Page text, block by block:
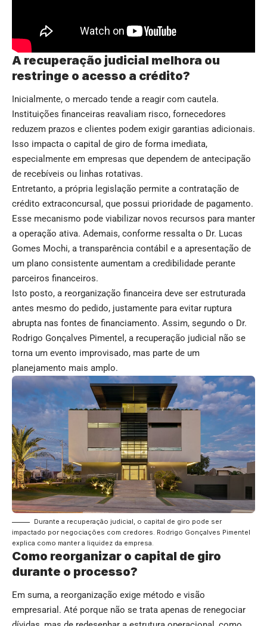
A recuperação judicial melhora ou
restringe o acesso a crédito?
Inicialmente, o mercado tende a reagir com cautela.
Instituições financeiras reavaliam risco, fornecedores
reduzem prazos e clientes podem exigir garantias adicionais.
Isso impacta o capital de giro de forma imediata,
especialmente em empresas que dependem de antecipação
de recebíveis ou linhas rotativas.
Entretanto, a própria legislação permite a contratação de
crédito extraconcursal, que possui prioridade de pagamento.
Esse mecanismo pode viabilizar novos recursos para manter
a operação ativa. Ademais, conforme ressalta o Dr. Lucas
Gomes Mochi, a transparência contábil e a apresentação de
um plano consistente aumentam a credibilidade perante
parceiros financeiros.
Isto posto, a reorganização financeira deve ser estruturada
antes mesmo do pedido, justamente para evitar ruptura
abrupta nas fontes de financiamento. Assim, segundo o Dr.
Rodrigo Gonçalves Pimentel, a recuperação judicial não se
torna um evento improvisado, mas parte de um
planejamento mais amplo.
Durante a recuperação judicial, o capital de giro pode ser
impactado por negociações com credores. Rodrigo Gonçalves Pimentel
explica como manter a liquidez da empresa.
Como reorganizar o capital de giro
durante o processo?
Em suma, a reorganização exige método e visão
empresarial. Até porque não se trata apenas de renegociar